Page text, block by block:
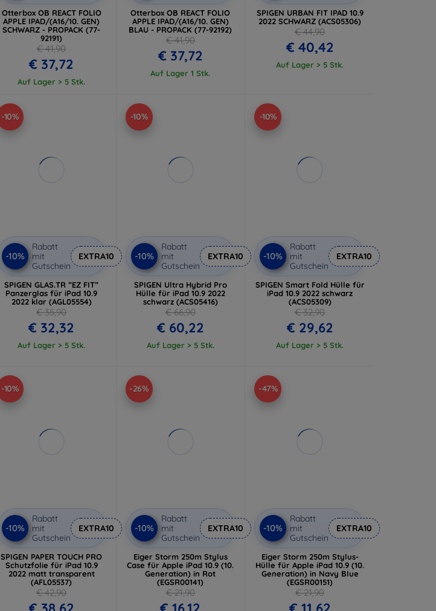
Otterbox OB REACT FOLIO
APPLE IPAD/(A16/10. GEN)
SCHWARZ - PROPACK (77-
92191)
€ 41,90
€ 37,72
Auf Lager > 5 Stk.
Otterbox OB REACT FOLIO
APPLE IPAD/(A16/10. GEN)
BLAU - PROPACK (77-92192)
€ 41,90
€ 37,72
Auf Lager 1 Stk.
SPIGEN URBAN FIT IPAD 10.9
2022 SCHWARZ (ACS05306)
€ 44,90
€ 40,42
Auf Lager > 5 Stk.
-10%
-10%
Rabatt
mit
Gutschein
EXTRA10
SPIGEN GLAS.TR ”EZ FIT”
Panzerglas für iPad 10.9
2022 klar (AGL05554)
€ 35,90
€ 32,32
Auf Lager > 5 Stk.
-10%
-10%
Rabatt
mit
Gutschein
EXTRA10
SPIGEN Ultra Hybrid Pro
Hülle für iPad 10.9 2022
schwarz (ACS05416)
€ 66,90
€ 60,22
Auf Lager > 5 Stk.
-10%
-10%
Rabatt
mit
Gutschein
EXTRA10
SPIGEN Smart Fold Hülle für
iPad 10.9 2022 schwarz
(ACS05309)
€ 32,90
€ 29,62
Auf Lager > 5 Stk.
-10%
-10%
Rabatt
mit
Gutschein
EXTRA10
SPIGEN PAPER TOUCH PRO
Schutzfolie für iPad 10.9
2022 matt transparent
(AFL05537)
€ 42,90
-26%
-10%
Rabatt
mit
Gutschein
EXTRA10
Eiger Storm 250m Stylus
Case für Apple iPad 10.9 (10.
Generation) in Rot
(EGSR00141)
€ 21,90
-47%
-10%
Rabatt
mit
Gutschein
EXTRA10
Eiger Storm 250m Stylus-
Hülle für Apple iPad 10.9 (10.
Generation) in Navy Blue
(EGSR00151)
€ 21,90